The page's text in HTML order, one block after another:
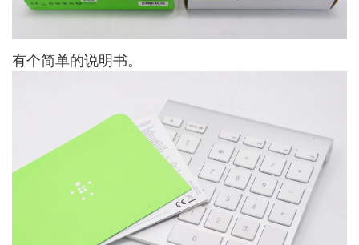
有个简单的说明书。